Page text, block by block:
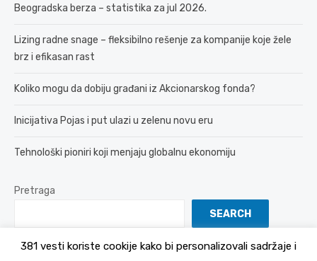
Beogradska berza – statistika za jul 2026.
Lizing radne snage – fleksibilno rešenje za kompanije koje žele
brz i efikasan rast
Koliko mogu da dobiju građani iz Akcionarskog fonda?
Inicijativa Pojas i put ulazi u zelenu novu eru
Tehnološki pioniri koji menjaju globalnu ekonomiju
Pretraga
SEARCH
381 vesti koriste cookije kako bi personalizovali sadržaje i